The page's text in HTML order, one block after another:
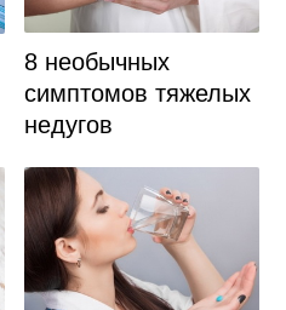
8 необычных
симптомов тяжелых
недугов